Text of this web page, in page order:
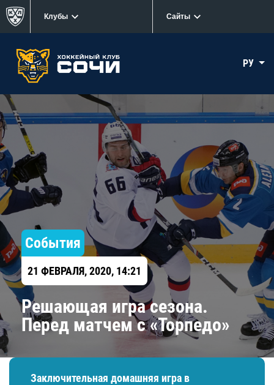
Клубы Сайты
РУ
События
21 ФЕВРАЛЯ, 2020, 14:21
​Решающая игра сезона.
Перед матчем с «Торпедо»
Заключительная домашняя игра в